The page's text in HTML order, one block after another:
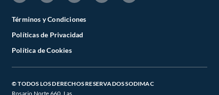
Términos y Condiciones
Políticas de Privacidad
Política de Cookies
© TODOS LOS DERECHOS RESERVADOS SODIMAC
Rosario Norte 660. Las